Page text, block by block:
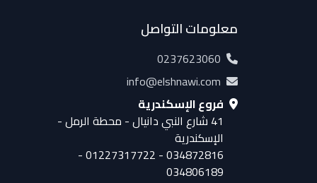
معلومات التواصل
0237623060
info@elshnawi.com
فروع الإسكندرية
41 شارع النبي دانيال - محطة الرمل -
الإسكندرية
034872816 - 01227317722 -
034806189